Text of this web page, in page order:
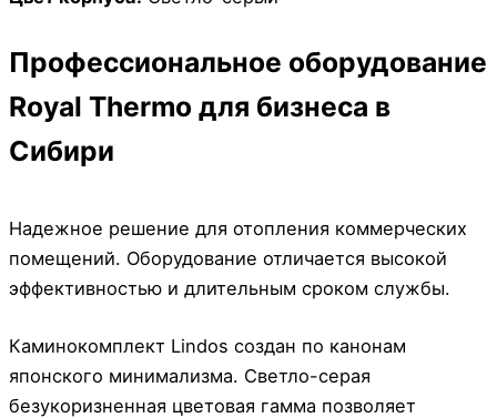
Профессиональное оборудование
Royal Thermo для бизнеса в
Сибири
Надежное решение для отопления коммерческих
помещений. Оборудование отличается высокой
эффективностью и длительным сроком службы.
Каминокомплект Lindos создан по канонам
японского минимализма. Светло-серая
безукоризненная цветовая гамма позволяет